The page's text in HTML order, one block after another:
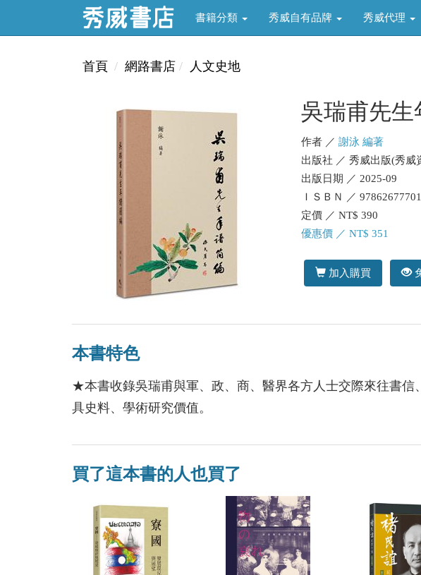
書籍分類 秀威自有品牌 秀威代理
首頁 網路書店 人文史地
吳瑞甫先生
作者 ／ 謝泳 編著
出版社 ／ 秀威出版(秀威
出版日期 ／ 2025-09
ＩＳＢＮ ／
定價 ／ NT$ 390
優惠價 ／ NT$ 351
加入購買
本書特色
★本書收錄吳瑞甫與軍、政、商、醫界各方人士交際來往書信
具史料、學術研究價值。
買了這本書的人也買了